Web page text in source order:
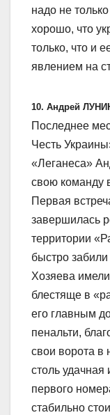
надо не
хорошо, что
только, что и
явлением на
10. Андрей
Последнее
Честь
«Леганеса»
свою команду
Первая
завершилась
территории
быстро
Хозяева
блестяще в
его главным
пенальти,
свои ворота в
столь удачная
первого
стабильно